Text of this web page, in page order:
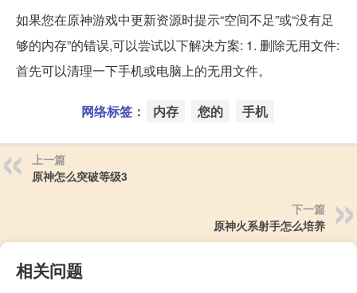
如果您在原神游戏中更新资源时提示“空间不足”或“没有足
够的内存”的错误,可以尝试以下解决方案: 1. 删除无用文件:
首先可以清理一下手机或电脑上的无用文件。
网络标签： 内存 您的 手机
上一篇
原神怎么突破等级3
下一篇
原神火系射手怎么培养
相关问题